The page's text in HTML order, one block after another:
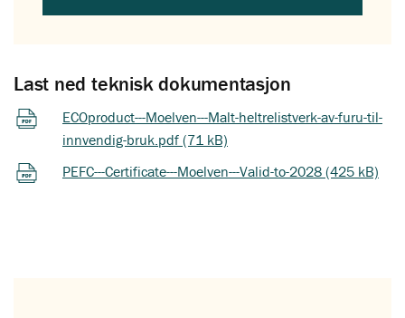
Last ned teknisk dokumentasjon
ECOproduct---Moelven---Malt-heltrelistverk-av-furu-til-
innvendig-bruk.pdf (71 kB)
PEFC---Certificate---Moelven---Valid-to-2028 (425 kB)